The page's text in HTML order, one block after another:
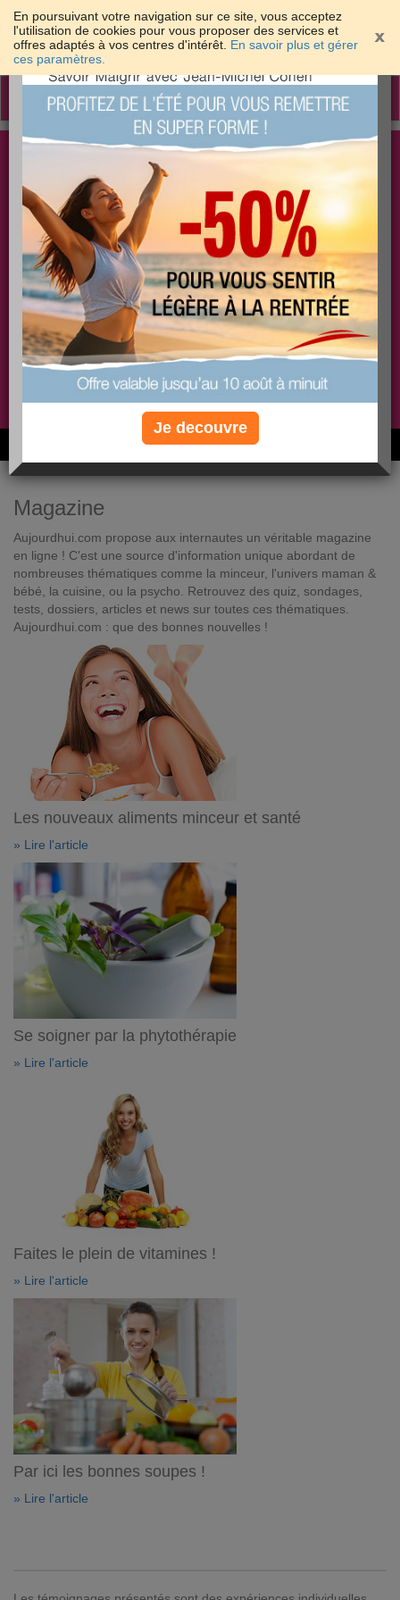
En poursuivant votre navigation sur ce site, vous acceptez
l'utilisation de cookies pour vous proposer des services et
offres adaptés à vos centres d'intérêt. En savoir plus et gérer
ces paramètres.
Toggle
Les meilleures solutions pour maigrir et être bien
dans sa peau
PLUS
EFFICACE
PLUS
SANTÉ
PLUS
COACHING
Non, je préfère le régime gratuit
6M de personnes ont maigri et réappris à manger avec nous
Magazine
Aujourdhui.com propose aux internautes un véritable magazine
en ligne ! C'est une source d'information unique abordant de
nombreuses thématiques comme la minceur, l'univers maman &
bébé, la cuisine, ou la psycho. Retrouvez des quiz, sondages,
tests, dossiers, articles et news sur toutes ces thématiques.
Aujourdhui.com : que des bonnes nouvelles !
Les nouveaux aliments minceur et santé
» Lire l'article
Se soigner par la phytothérapie
» Lire l'article
Faites le plein de vitamines !
» Lire l'article
Par ici les bonnes soupes !
» Lire l'article
×
Je decouvre